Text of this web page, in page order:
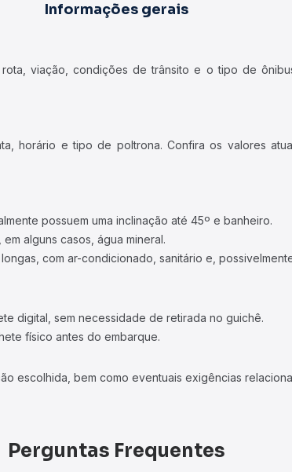
Informações gerais
viação, condições de trânsito e o tipo de
horário e tipo de poltrona. Confira os valores
possuem uma inclinação até 45º e banheiro.
alguns casos, água mineral.
com ar-condicionado, sanitário e,
digital, sem necessidade de retirada no guichê.
físico antes do embarque.
escolhida, bem como eventuais exigências
Perguntas Frequentes